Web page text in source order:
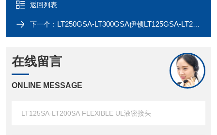
返回列表
下一个： LT250GSA-LT300GSA伊顿LT125GSA-LT200GSA FLEXIBLE UL液密接头
在线留言
ONLINE MESSAGE